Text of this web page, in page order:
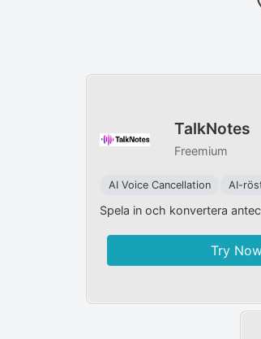
TalkNotes
Freemium
AI Voice Cancellation AI-
Spela in och konvertera
Try